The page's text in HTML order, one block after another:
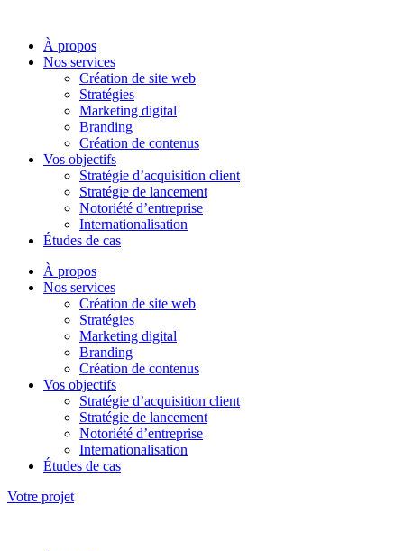
contenuÀ propos
Nos services
Création de site web
Stratégies
Marketing digital
Branding
Création de contenus
Vos objectifs
Stratégie d’acquisition client
Stratégie de lancement
Notoriété d’entreprise
Internationalisation
Études de cas
À propos
Nos services
Création de site web
Stratégies
Marketing digital
Branding
Création de contenus
Vos objectifs
Stratégie d’acquisition client
Stratégie de lancement
Notoriété d’entreprise
Internationalisation
Études de cas
Votre projet